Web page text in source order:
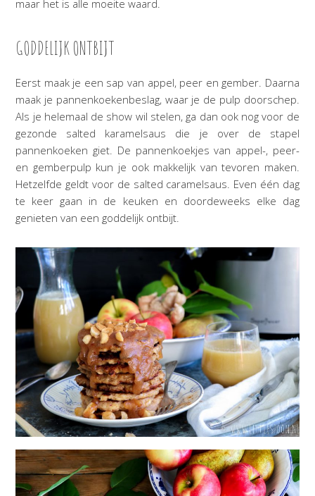
maar het is alle moeite waard.
GODDELIJK ONTBIJT
Eerst maak je een sap van appel, peer en gember. Daarna
maak je pannenkoekenbeslag, waar je de pulp doorschep.
Als je helemaal de show wil stelen, ga dan ook nog voor de
gezonde salted karamelsaus die je over de stapel
pannenkoeken giet. De pannenkoekjes van appel-, peer-
en gemberpulp kun je ook makkelijk van tevoren maken.
Hetzelfde geldt voor de salted caramelsaus. Even één dag
te keer gaan in de keuken en doordeweeks elke dag
genieten van een goddelijk ontbijt.